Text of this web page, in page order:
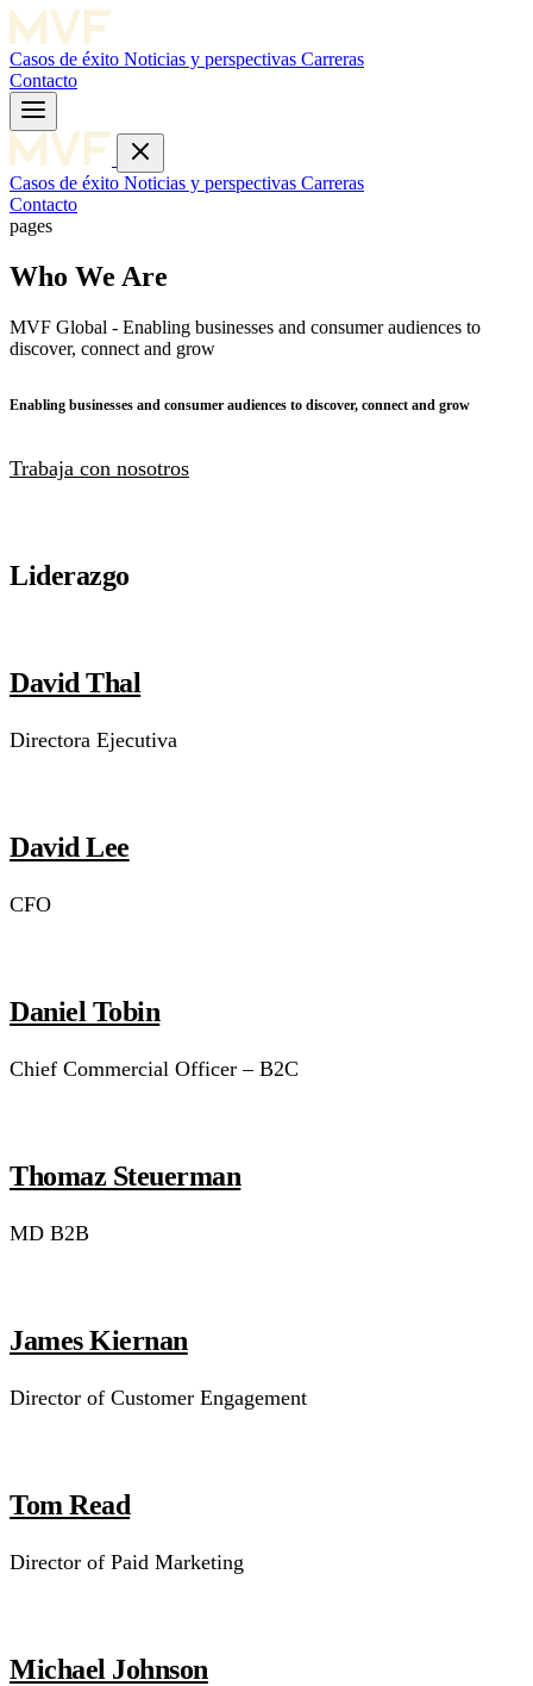
Casos de éxito Noticias y perspectivas Carreras
Contacto
Casos de éxito Noticias y perspectivas Carreras
Contacto
pages
Who We Are
MVF Global - Enabling businesses and consumer audiences to
discover, connect and grow
Enabling businesses and consumer audiences to discover, connect and grow
Trabaja con nosotros
Liderazgo
David Thal
Directora Ejecutiva
David Lee
CFO
Daniel Tobin
Chief Commercial Officer – B2C
Thomaz Steuerman
MD B2B
James Kiernan
Director of Customer Engagement
Tom Read
Director of Paid Marketing
Michael Johnson